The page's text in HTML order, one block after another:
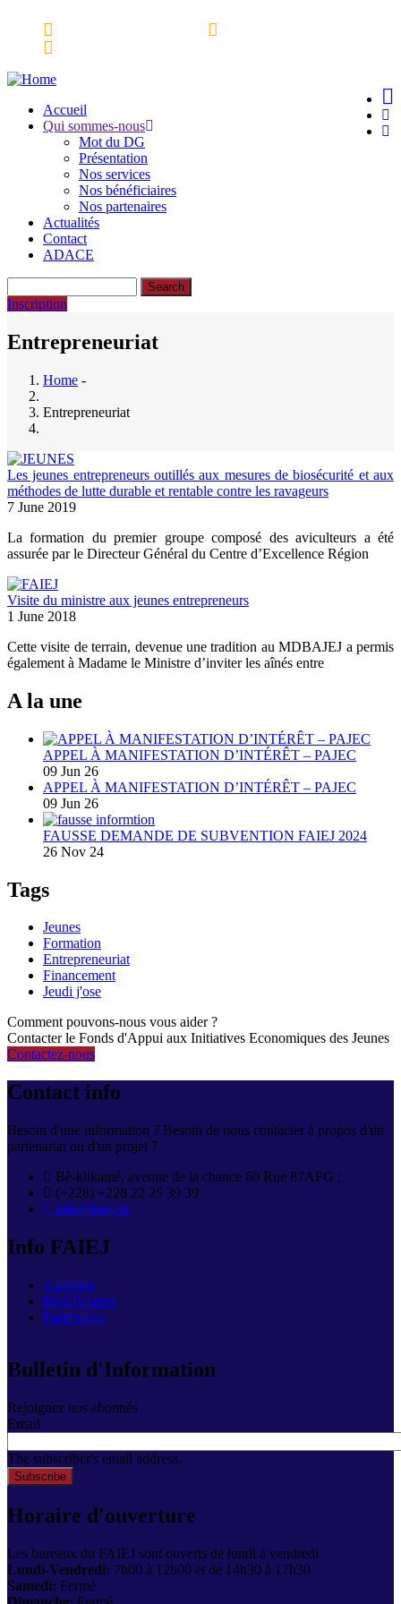
Main
navigation
Accueil
Qui sommes-nous
Mot du DG
Présentation
Nos services
Nos bénéficiaires
Nos partenaires
Actualités
Contact
ADACE
Inscription
Entrepreneuriat
Breadcrumb
Home -
Entrepreneuriat
Les jeunes entrepreneurs outillés aux mesures de biosécurité et aux
méthodes de lutte durable et rentable contre les ravageurs
7 June 2019
La formation du premier groupe composé des aviculteurs a été
assurée par le Directeur Général du Centre d’Excellence Région
Visite du ministre aux jeunes entrepreneurs
1 June 2018
Cette visite de terrain, devenue une tradition au MDBAJEJ a permis
également à Madame le Ministre d’inviter les aînés entre
A la une
APPEL À MANIFESTATION D’INTÉRÊT – PAJEC
09 Jun 26
APPEL À MANIFESTATION D’INTÉRÊT – PAJEC
09 Jun 26
FAUSSE DEMANDE DE SUBVENTION FAIEJ 2024
26 Nov 24
Tags
Jeunes
Formation
Entrepreneuriat
Financement
Jeudi j'ose
Comment pouvons-nous vous aider ?
Contacter le Fonds d'Appui aux Initiatives Economiques des Jeunes
Contactez-nous
Contact info
Besoin d'une information ? Besoin de nous contacter à propos d'un
partenariat ou d'un projet ?
Bè-klikamé, avenue de la chance 60 Rue 87AFG ;
(+228) +228 22 25 39 39
info@faiej.tg
Info FAIEJ
A propos
Bénéficiaires
Partenaires
Bulletin d'Information
Rejoignez nos abonnés
Email
The subscriber's email address.
Horaire d'ouverture
Les bureaux du FAIEJ sont ouverts de lundi à vendredi
Lundi-Vendredi: 7h00 à 12h00 et de 14h30 à 17h30
Samedi: Fermé